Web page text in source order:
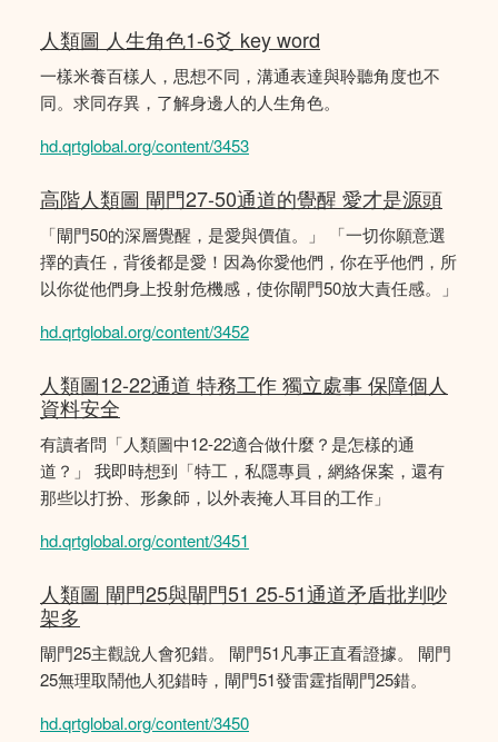
人類圖 人生角色1-6爻 key word
一樣米養百樣人，思想不同，溝通表達與聆聽角度也不
同。求同存異，了解身邊人的人生角色。
hd.qrtglobal.org/content/3453
高階人類圖 閘門27-50通道的覺醒 愛才是源頭
「閘門50的深層覺醒，是愛與價值。」 「一切你願意選
擇的責任，背後都是愛！因為你愛他們，你在乎他們，所
以你從他們身上投射危機感，使你閘門50放大責任感。」
hd.qrtglobal.org/content/3452
人類圖12-22通道 特務工作 獨立處事 保障個人
資料安全
有讀者問「人類圖中12-22適合做什麼？是怎樣的通
道？」 我即時想到「特工，私隱專員，網絡保案，還有
那些以打扮、形象師，以外表掩人耳目的工作」
hd.qrtglobal.org/content/3451
人類圖 閘門25與閘門51 25-51通道矛盾批判吵
架多
閘門25主觀說人會犯錯。 閘門51凡事正直看證據。 閘門
25無理取鬧他人犯錯時，閘門51發雷霆指閘門25錯。
hd.qrtglobal.org/content/3450